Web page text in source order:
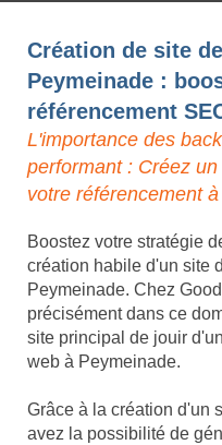
Création de site
Peymeinade :
référencement
L'importance des
performant : Créez
votre référencement
Boostez votre stratégie
création habile d'un site
Peymeinade. Chez
précisément dans ce
site principal de jouir
web à Peymeinade.
Grâce à la création d'un
avez la possibilité de